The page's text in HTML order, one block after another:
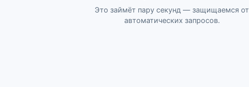
Это займёт пару секунд — защищаемся от
автоматических запросов.